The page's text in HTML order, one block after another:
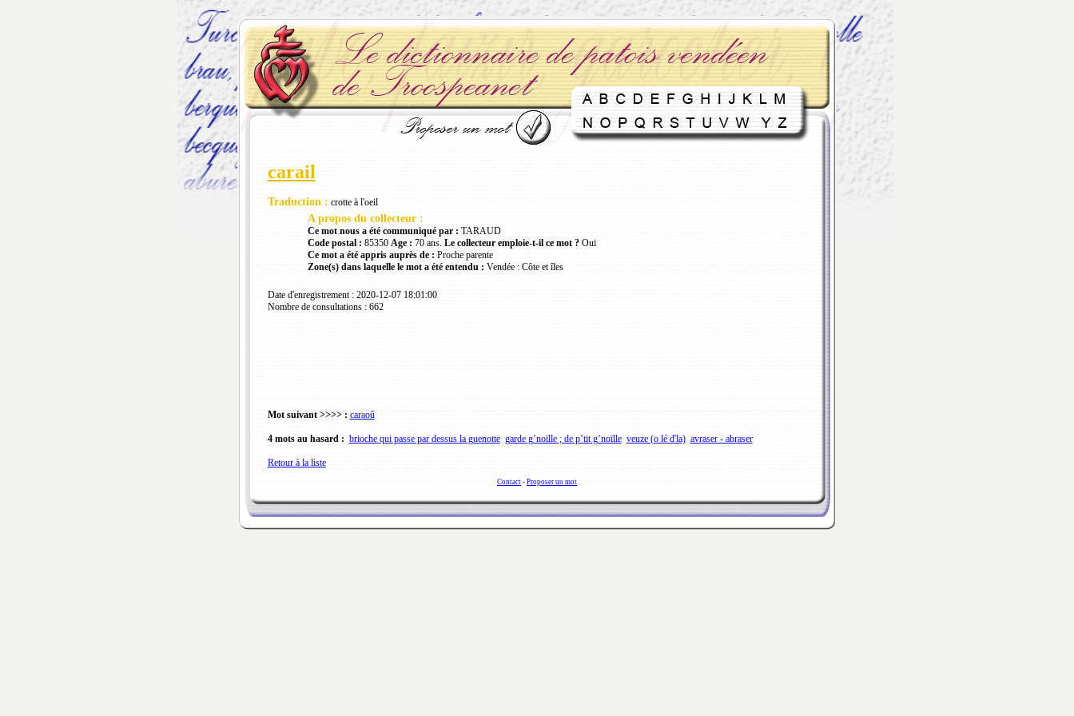
carail
Traduction : crotte à l'oeil
A propos du collecteur :
Ce mot nous a été communiqué par : TARAUD
Code postal : 85350 Age : 70 ans. Le collecteur emploie-t-il ce mot ?Oui
Ce mot a été appris auprès de : Proche parente
Zone(s) dans laquelle le mot a été entendu : Vendée : Côte et îles
Date d'enregistrement : 2020-12-07 18:01:00
Nombre de consultations : 662
Mot suivant >>>> : caraoû
4 mots au hasard : brioche qui passe par dessus la guenotte garde g’noïlle ; de p’tit g’noïlle veuze (o lé d'la) avraser - abraser
Retour à la liste
Contact - Proposer un mot